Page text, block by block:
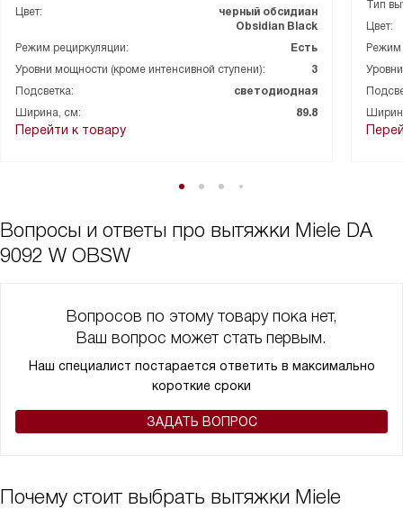
процесс их чистки.
еще удобнее, особенно в темное время суток. И, конечно же,
вентилятор двойного действия обеспечивает отличную
производительность.
В общем, я очень доволен этой покупкой. Это стильное и
функциональное устройство, которое превратило мою кухню в
Цвет:
черный обсидиан
Obsidian Black
Режим рециркуляции:
Есть
Уровни мощности (кроме интенсивной ступени):
3
Подсветка:
светодиодная
Ширина, см:
89.8
Перейти к товару
Тип
Цвет:
Режим
Вопросы и ответы про вытяжки Miele DA
9092 W OBSW
Вопросов по этому товару пока нет,
Ваш вопрос может стать первым.
Наш специалист постарается ответить в максимально
короткие сроки
ЗАДАТЬ ВОПРОС
Почему стоит выбрать вытяжки Miele